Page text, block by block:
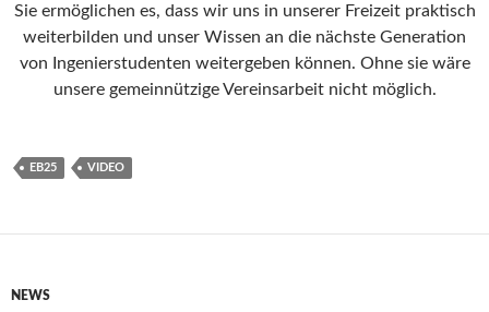
Sie ermöglichen es, dass wir uns in unserer Freizeit praktisch
weiterbilden und unser Wissen an die nächste Generation
von Ingenierstudenten weitergeben können. Ohne sie wäre
unsere gemeinnützige Vereinsarbeit nicht möglich.
EB25 VIDEO
NEWS